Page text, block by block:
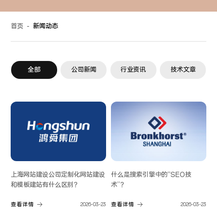
首页 - 新闻动态
全部 公司新闻 行业资讯 技术文章
上海网站建设公司定制化网站建设
和模板建站有什么区别？
查看详情 2026-03-23
什么是搜索引擎中的“SEO技
术”？
查看详情 2026-03-23